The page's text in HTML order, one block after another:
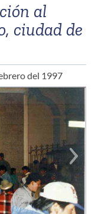
al
ciudad de
del 1997
Next